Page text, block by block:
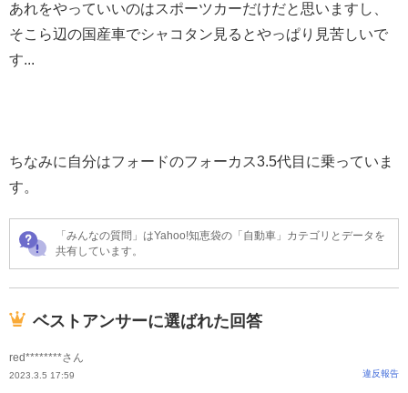
あれをやっていいのはスポーツカーだけだと思いますし、
そこら辺の国産車でシャコタン見るとやっぱり見苦しいで
す...
ちなみに自分はフォードのフォーカス3.5代目に乗っていま
す。
「みんなの質問」はYahoo!知恵袋の「自動車」カテゴリとデータを
共有しています。
ベストアンサーに選ばれた回答
red********さん
2023.3.5 17:59 違反報告